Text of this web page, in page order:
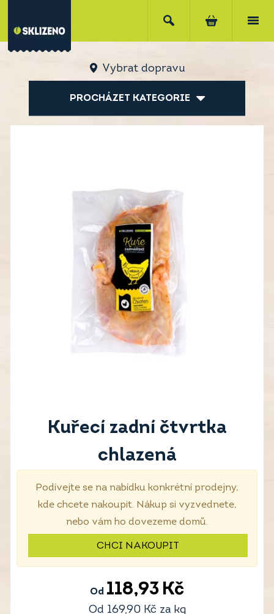
Vybrat dopravu
PROCHÁZET KATEGORIE
Kuřecí zadní čtvrtka
chlazená
Podívejte se na nabídku konkrétní prodejny,
kde chcete nakoupit. Nákup si vyzvednete,
nebo vám ho dovezeme domů.
CHCI NAKOUPIT
Od 118,93 Kč
Od 169,90 Kč za kg